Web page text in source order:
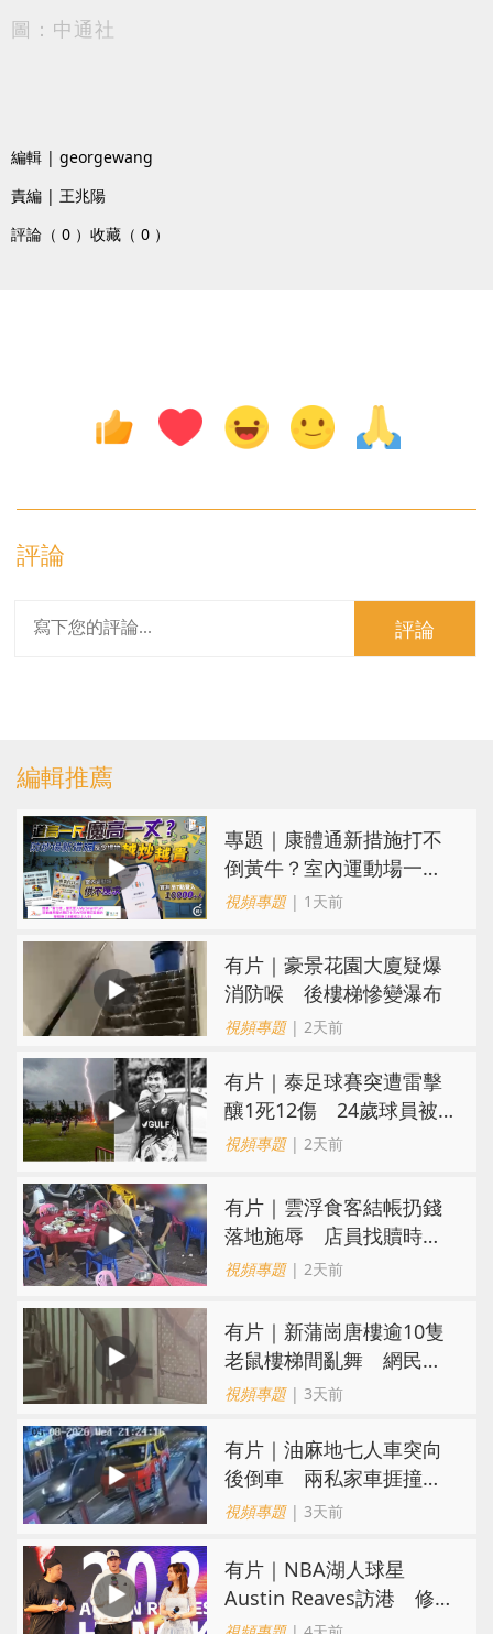
圖：中通社
編輯 | georgewang
責編 | 王兆陽
評論（ 0 ） 收藏（ 0 ）
評論
評論
編輯推薦
專題｜康體通新措施打不
倒黃牛？室內運動場一場
難求越炒越貴
視頻專題| 1天前
有片｜豪景花園大廈疑爆
消防喉 後樓梯慘變瀑布
視頻專題| 2天前
有片｜泰足球賽突遭雷擊
釀1死12傷 24歲球員被
閃電劈中亡
視頻專題| 2天前
​有片｜雲浮食客結帳扔錢
落地施辱 店員找贖時還
施彼身獲老闆肯定
視頻專題| 2天前
有片｜新蒲崗唐樓逾10隻
老鼠樓梯間亂舞 網民嚇
親：每次經過都要好大勇
視頻專題| 3天前
有片｜油麻地七人車突向
後倒車 兩私家車捱撞
司機不顧而去
視頻專題| 3天前
有片｜NBA湖人球星
Austin Reaves訪港 修
頓與青少年交流球技